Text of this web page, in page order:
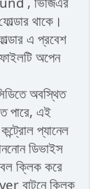
থাকে।
এ প্রবেশ
অপেন
অবস্থিত
পারে, এই
প্যানেল
ডিভাইস
ক্লিক করে
বাটনে ক্লিক